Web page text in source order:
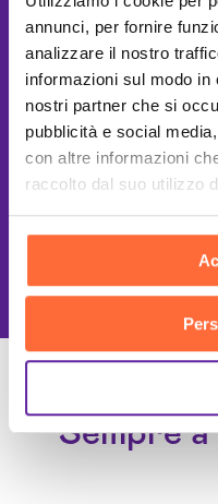
annunci, per fornire
analizzare il nostro
informazioni sul modo
nostri partner che si
pubblicità e social
con altre informazioni
raccolto dal suo utilizzo
and
Un
Sempre